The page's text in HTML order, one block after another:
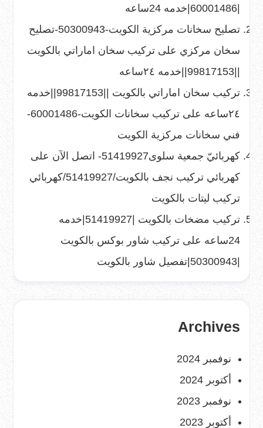
|60001486|خدمه 24ساعه
تصليح سخانات مركزية الكويت-50300943-تصليح
سخان مركزي على تركيب سخان اماراتي بالكويت
||99817153||خدمه ٢٤ساعه
تركيب سخان اماراتي بالكويت ||99817153||خدمه
٢٤ساعه
على
تركيب سخانات الكويت-60001486-
فني سخانات مركزية الكويت
كهربائيّ جمعية سلوى51419927- اتصل الآن
على
كهربائي تركيب نجف بالكويت/51419927/كهربائي
تركيب ليتات بالكويت
تركيب مضخات بالكويت |51419927|خدمه
24ساعه
على تركيب شاور بوكس بالكويت
|50300943|تفصيل شاور بالكويت
Archives
نوفمبر 2024
أكتوبر 2024
نوفمبر 2023
أكتوبر 2023